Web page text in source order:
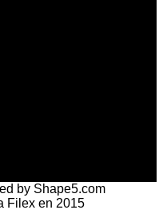
by Shape5.com
Filex en 2015